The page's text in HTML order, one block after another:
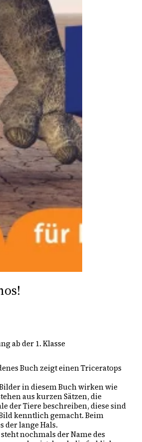
ab der 1. Klasse
Buch zeigt einen Triceratops
in diesem Buch wirken wie
aus kurzen Sätzen, die
der Tiere beschreiben, diese sind
kenntlich gemacht. Beim
der lange Hals.
nochmals der Name des